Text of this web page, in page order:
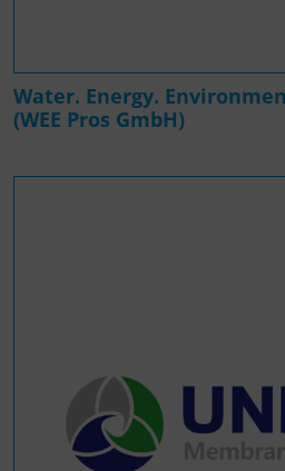
Water. Energy.
(WEE Pros GmbH)